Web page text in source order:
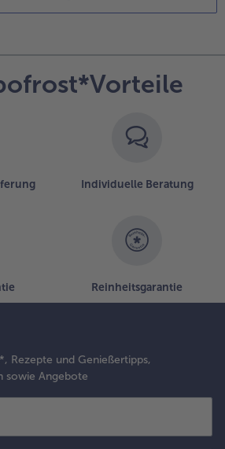
Individuelle Beratung
Reinheitsgarantie
Rezepte und Genießertipps,
sowie Angebote